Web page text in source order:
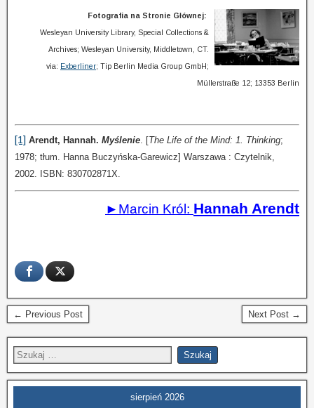
Fotografia na Stronie Głównej:
Wesleyan University Library, Special Collections &
Archives; Wesleyan University, Middletown, CT.
via: Exberliner; Tip Berlin Media Group GmbH;
Müllerstraße 12; 13353 Berlin
[1] Arendt, Hannah. Myślenie . [The Life of the Mind: 1. Thinking;
1978; tłum. Hanna Buczyńska-Garewicz] Warszawa : Czytelnik,
2002. ISBN: 830702871X.
►Marcin Król: Hannah Arendt
← Previous Post Next Post →
sierpień 2026